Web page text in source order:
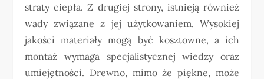
straty ciepła. Z drugiej strony, istnieją również
wady związane z jej użytkowaniem. Wysokiej
jakości materiały mogą być kosztowne, a ich
montaż wymaga specjalistycznej wiedzy oraz
umiejętności. Drewno, mimo że piękne, może